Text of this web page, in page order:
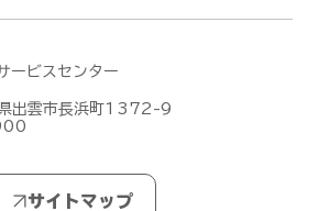
ービスセンター
出雲市長浜町1372-9